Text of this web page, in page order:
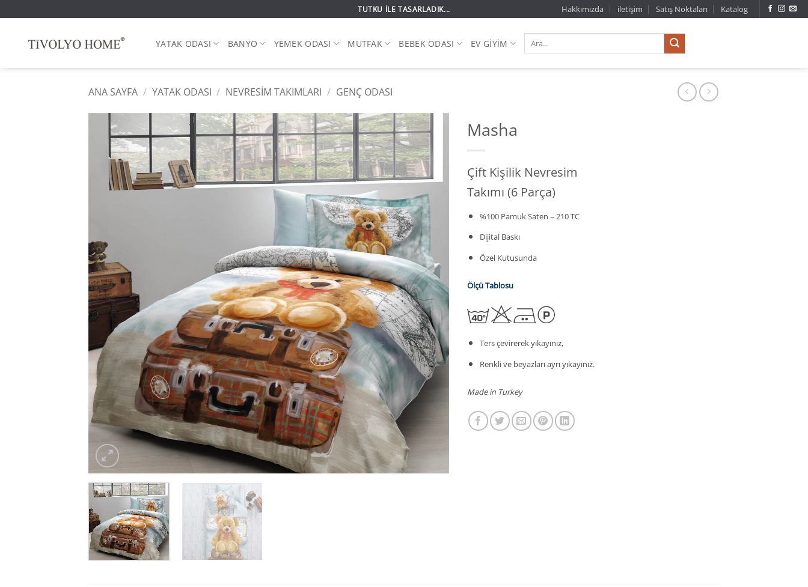
atla
TUTKU İLE TASARLADIK... Hakkımızda iletişim Satış Noktaları Katalog
YATAK ODASI BANYO YEMEK ODASI MUTFAK BEBEK ODASI EV GIYIM Ara:
ANA SAYFA / YATAK ODASI / NEVRESIM TAKIMLARI / GENÇ ODASI
Masha
Çift Kişilik Nevresim
Takımı (6 Parça)
%100 Pamuk Saten – 210 TC
Dijital Baskı
Özel Kutusunda
Ölçü Tablosu
Ters çevirerek yıkayınız,
Renkli ve beyazları ayrı yıkayınız.
Made in Turkey